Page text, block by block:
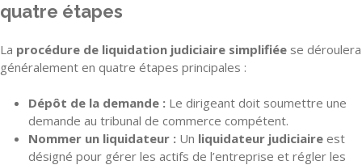
quatre étapes
La procédure de liquidation judiciaire simplifiée se déroulera
généralement en quatre étapes principales :
Dépôt de la demande : Le dirigeant doit soumettre une
demande au tribunal de commerce compétent.
Nommer un liquidateur : Un liquidateur judiciaire est
désigné pour gérer les actifs de l’entreprise et régler les